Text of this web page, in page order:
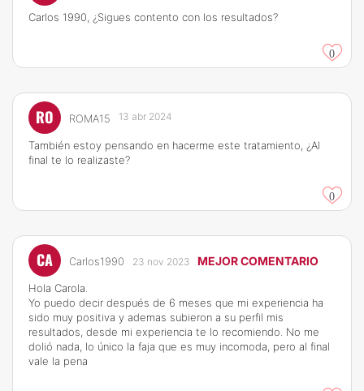
Carlos 1990, ¿Sigues contento con los resultados?
0
RO ROMA15 13 abr 2024
También estoy pensando en hacerme este tratamiento, ¿Al
final te lo realizaste?
0
CA Carlos1990 23 nov 2023 MEJOR COMENTARIO
Hola Carola.
Yo puedo decir después de 6 meses que mi experiencia ha
sido muy positiva y ademas subieron a su perfil mis
resultados, desde mi experiencia te lo recomiendo. No me
dolió nada, lo único la faja que es muy incomoda, pero al final
vale la pena